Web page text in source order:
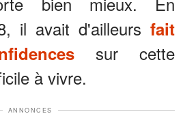
il avait d'ailleurs fait
sur cette
à vivre.
ANNONCES